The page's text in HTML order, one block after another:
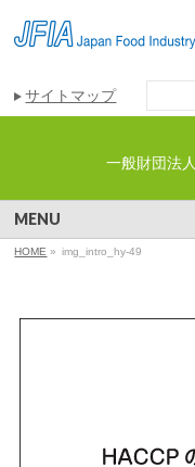
サイトマップ
一般財団法人
MENU
HOME » img_intro_hy-49